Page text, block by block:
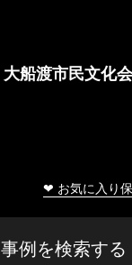
大船渡市民文化
❤ お気に入り
事例を検索する